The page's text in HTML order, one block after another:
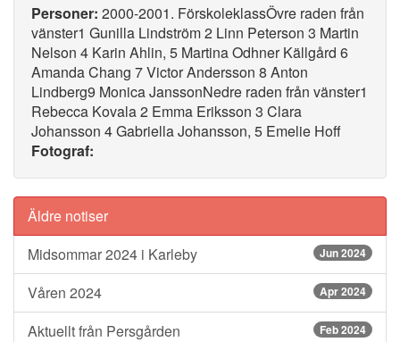
Personer: 2000-2001. FörskoleklassÖvre raden från
vänster1 Gunilla Lindström 2 Linn Peterson 3 Martin
Nelson 4 Karin Ahlin, 5 Martina Odhner Källgård 6
Amanda Chang 7 Victor Andersson 8 Anton
Lindberg9 Monica JanssonNedre raden från vänster1
Rebecca Kovala 2 Emma Eriksson 3 Clara
Johansson 4 Gabriella Johansson, 5 Emelie Hoff
Fotograf:
Äldre notiser
Midsommar 2024 i Karleby
Jun 2024
Våren 2024 Apr 2024
Aktuellt från Persgården Feb 2024